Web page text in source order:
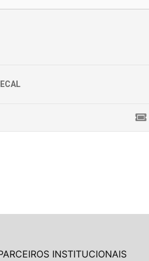
INSTITUCIONAIS